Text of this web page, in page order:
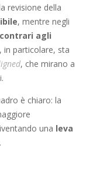
revisione della
, mentre negli
agli
in particolare, sta
, che mirano a
è chiaro: la
una leva
.